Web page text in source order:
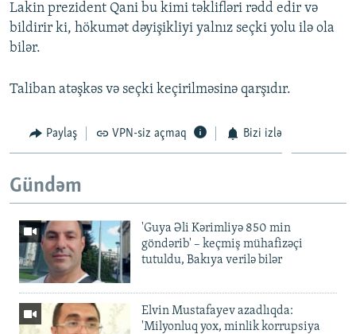
Lakin prezident Qani bu kimi təklifləri rədd edir və
bildirir ki, hökumət dəyişikliyi yalnız seçki yolu ilə ola
bilər.
Taliban atəşkəs və seçki keçirilməsinə qarşıdır.
Paylaş VPN-siz açmaq Bizi izlə
Gündəm
'Guya Əli Kərimliyə 850 min
göndərib' – keçmiş mühafizəçi
tutuldu, Bakıya verilə bilər
Elvin Mustafayev azadlıqda:
'Milyonluq yox, minlik korrupsiya